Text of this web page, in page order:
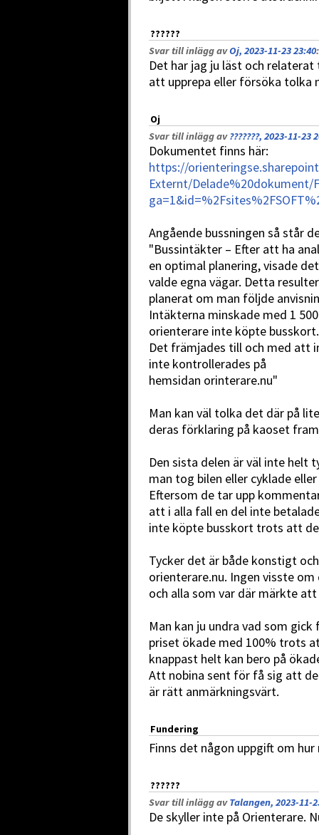
??????
Svar till inlägg avOj, 2023-11-23 23:40:
Det har jag ju läst och
att upprepa eller försöka tolka
Oj
Svar till inlägg av???????, 2023-11-23
Dokumentet finns här:
https://
Externt/Delade%20dokument/
Angående bussningen så står
"Bussintäkter – Efter att ha
en optimal planering, visade
valde egna vägar. Detta
planerat om man följde
Intäkterna minskade med 1
orienterare inte köpte busskort.
Det främjades till och med att
inte kontrollerades på
hemsidan orinterare.nu"
Man kan väl tolka det där på
deras förklaring på kaoset
Den sista delen är väl inte
man tog bilen eller cyklade
Eftersom de tar upp
att i alla fall en del inte
inte köpte busskort trots att
Tycker det är både konstigt
orienterare.nu. Ingen visste
och alla som var där märkte
Man kan ju undra vad som
priset ökade med 100% trots
knappast helt kan bero på
Att nobina sent för få sig att
är rätt anmärkningsvärt.
Fundering
Finns det någon uppgift om
??????
Svar till inlägg avTalangen, 2023-11-
De skyller inte på Orienterare.